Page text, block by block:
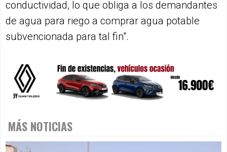
conductividad, lo que obliga a los demandantes
de agua para riego a comprar agua potable
subvencionada para tal fin".
MÁS NOTICIAS